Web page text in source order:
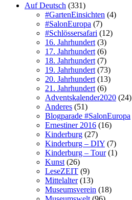
Auf Deutsch (331)
#GartenEinsichten (4)
#SalonEuropa (7)
#Schlössersafari (12)
16. Jahrhundert (3)
17. Jahrhundert (6)
18. Jahrhundert (7)
19. Jahrhundert (73)
20. Jahrhundert (13)
21. Jahrhundert (6)
Adventskalender2020 (24)
Anderes (51)
Blogparade #SalonEuropa
Ernestiner 2016 (16)
Kinderburg (27)
Kinderburg – DIY (7)
Kinderburg – Tour(1)
Kunst (26)
LeseZEIT (9)
Mittelalter(13)
Museumsverein (18)